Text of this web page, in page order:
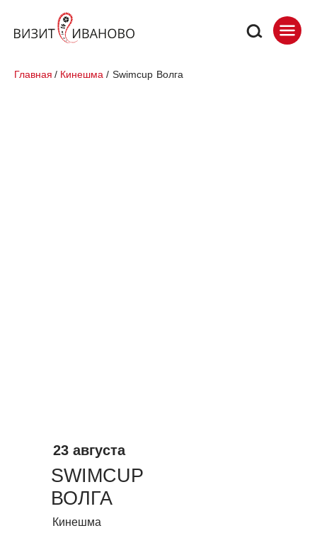
SWIMCUP
ВОЛГА
23 августа
Кинешма
Главная / Кинешма / Swimcup Волга